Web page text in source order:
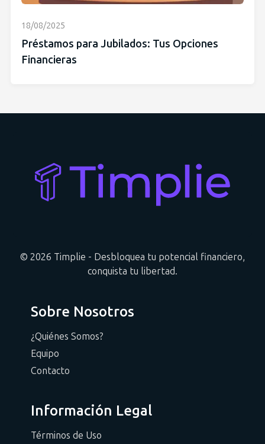
18/08/2025
Préstamos para Jubilados: Tus Opciones
Financieras
© 2026 Timplie - Desbloquea tu potencial financiero,
conquista tu libertad.
Sobre Nosotros
¿Quiénes Somos?
Equipo
Contacto
Información Legal
Términos de Uso